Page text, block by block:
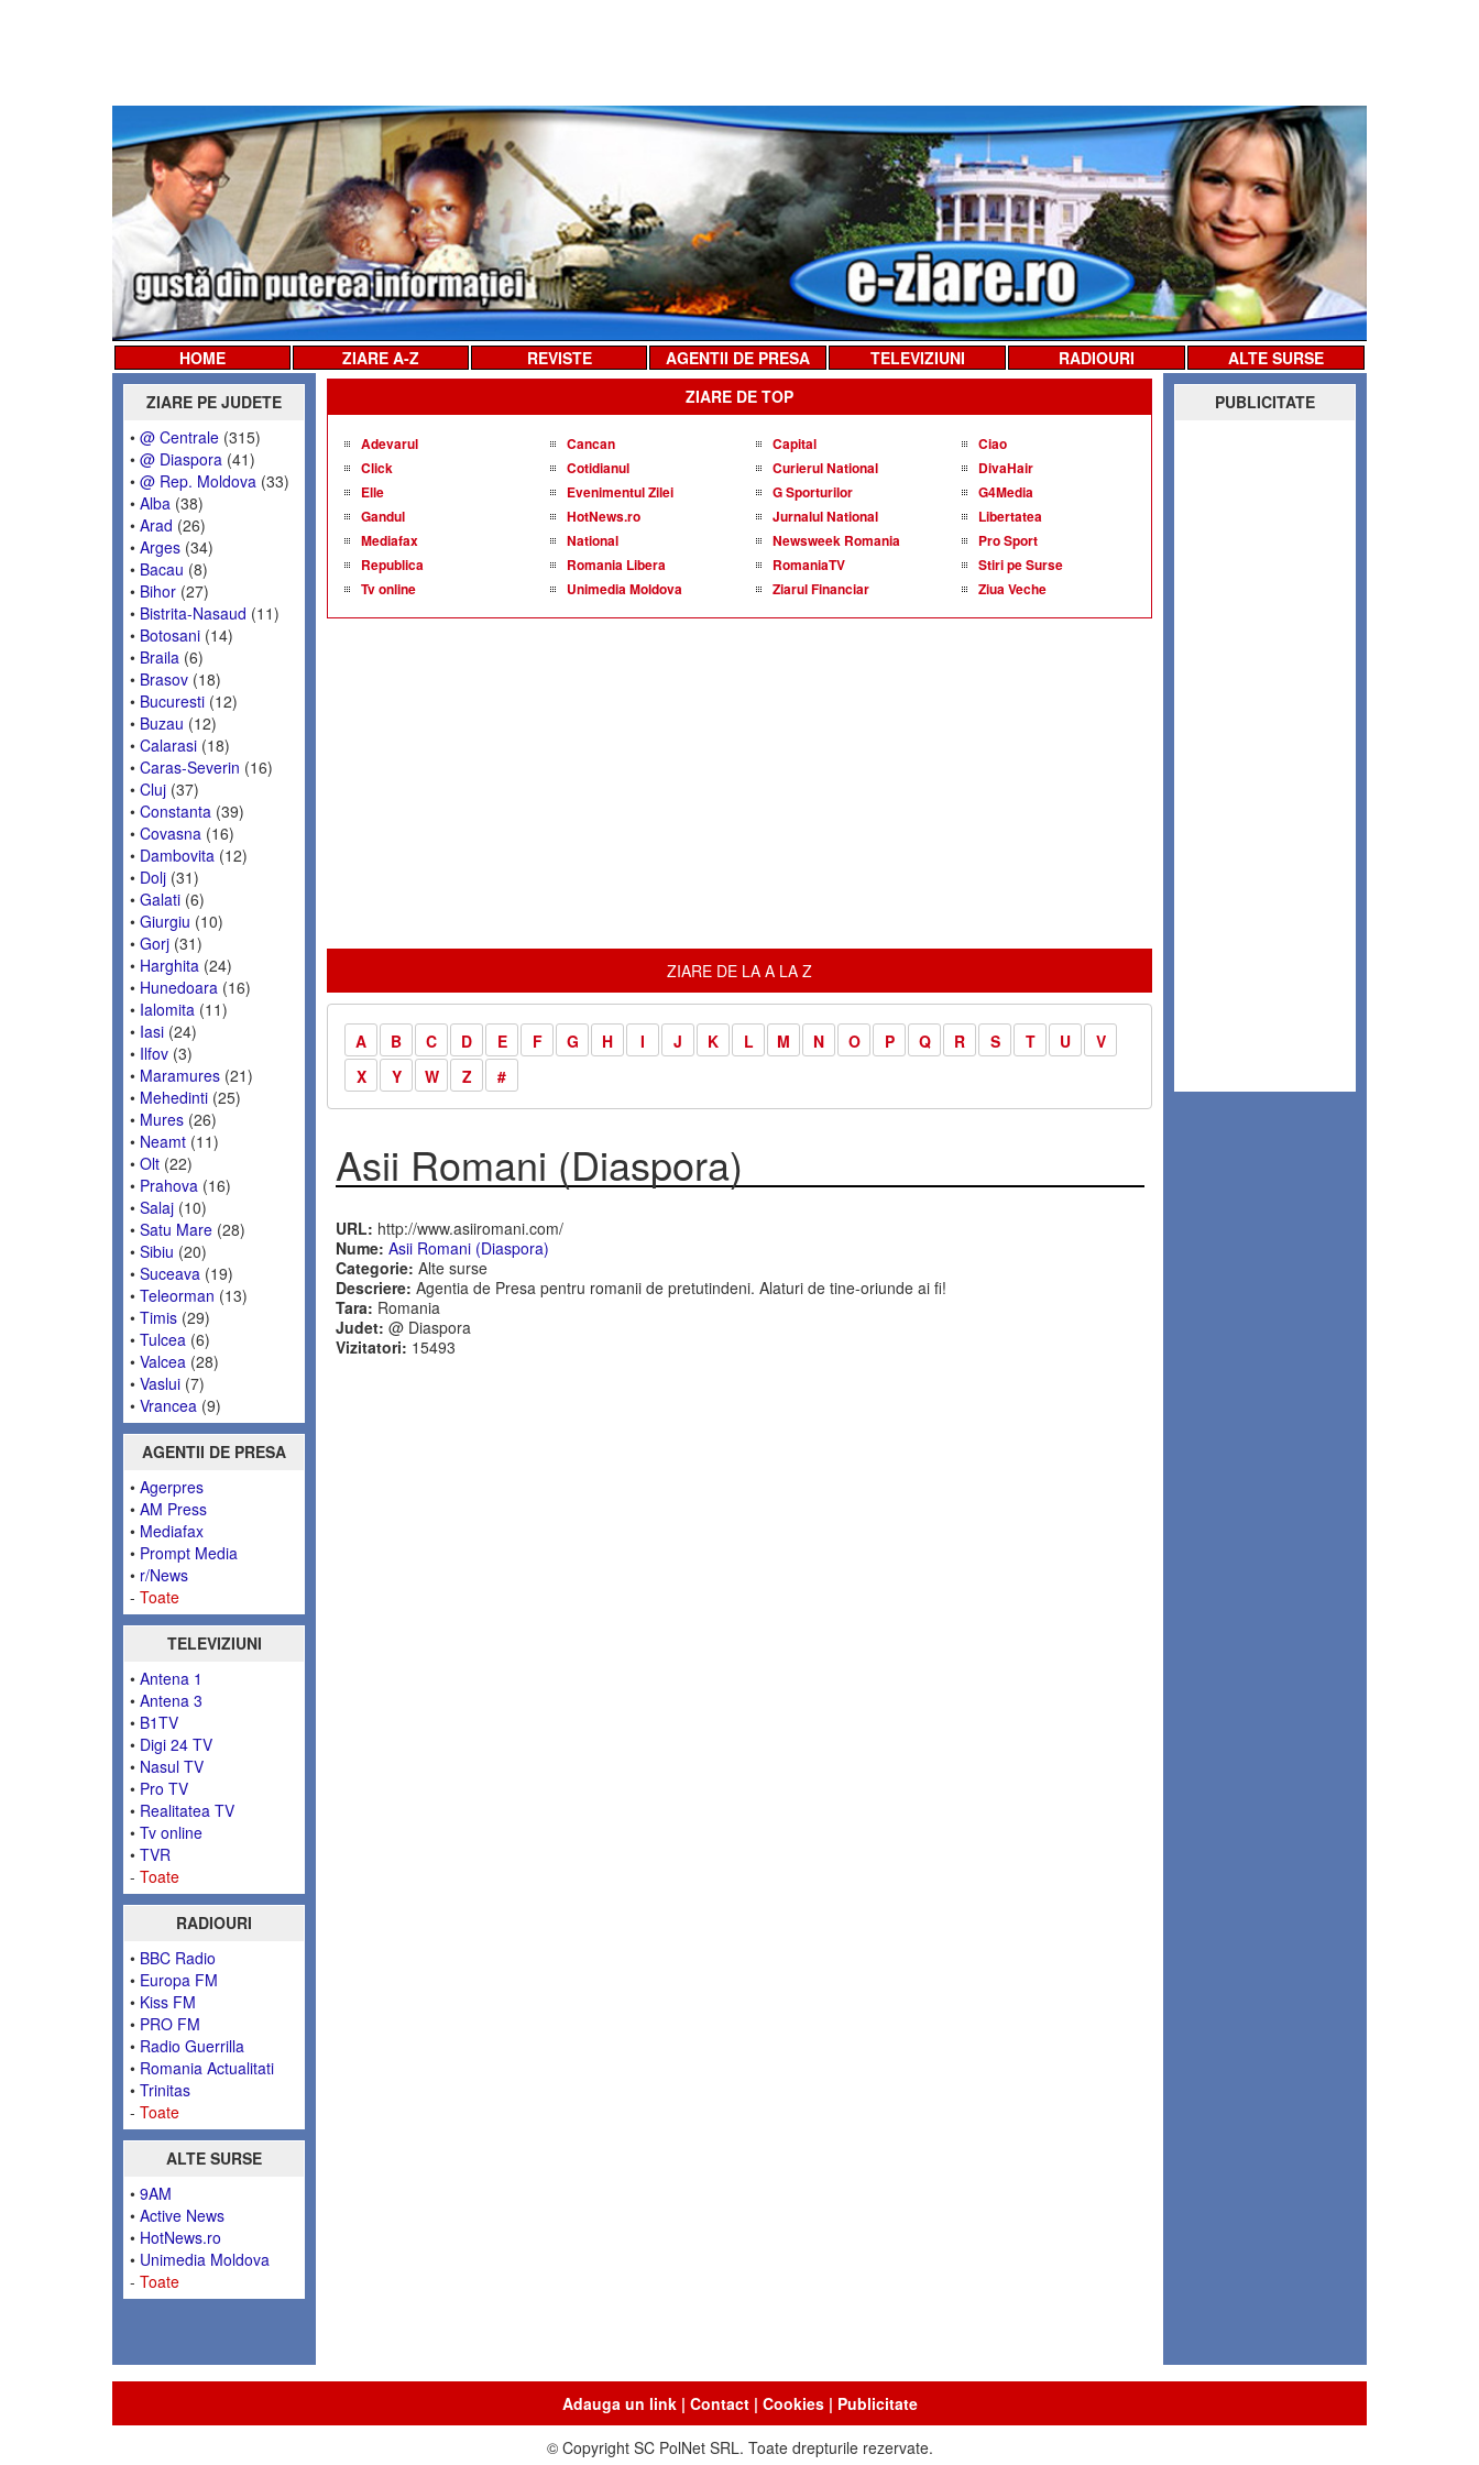
HOME ZIARE A-Z REVISTE AGENTII DE PRESA TELEVIZIUNI RADIOURI
ALTE SURSE
ZIARE PE JUDETE
• @ Centrale (315)
• @ Diaspora (41)
• @ Rep. Moldova (33)
• Alba (38)
• Arad (26)
• Arges (34)
• Bacau (8)
• Bihor (27)
• Bistrita-Nasaud (11)
• Botosani (14)
• Braila (6)
• Brasov (18)
• Bucuresti (12)
• Buzau (12)
• Calarasi (18)
• Caras-Severin (16)
• Cluj (37)
• Constanta (39)
• Covasna (16)
• Dambovita (12)
• Dolj (31)
• Galati (6)
• Giurgiu (10)
• Gorj (31)
• Harghita (24)
• Hunedoara (16)
• Ialomita (11)
• Iasi (24)
• Ilfov (3)
• Maramures (21)
• Mehedinti (25)
• Mures (26)
• Neamt (11)
• Olt (22)
• Prahova (16)
• Salaj (10)
• Satu Mare (28)
• Sibiu (20)
• Suceava (19)
• Teleorman (13)
• Timis (29)
• Tulcea (6)
• Valcea (28)
• Vaslui (7)
• Vrancea (9)
AGENTII DE PRESA
• Agerpres
• AM Press
• Mediafax
• Prompt Media
• r/News
- Toate
TELEVIZIUNI
• Antena 1
• Antena 3
• B1TV
• Digi 24 TV
• Nasul TV
• Pro TV
• Realitatea TV
• Tv online
• TVR
- Toate
RADIOURI
• BBC Radio
• Europa FM
• Kiss FM
• PRO FM
• Radio Guerrilla
• Romania Actualitati
• Trinitas
- Toate
ALTE SURSE
• 9AM
• Active News
• HotNews.ro
• Unimedia Moldova
- Toate
ZIARE DE TOP
Adevarul Cancan Capital
Ciao
Click
Cotidianul Curierul National
DivaHair
Elle
Evenimentul Zilei G Sporturilor
G4Media
Gandul
HotNews.ro Jurnalul National
Libertatea
Mediafax
National Newsweek Romania
Pro Sport
Republica
Romania Libera RomaniaTV
Stiri pe Surse
Tv online
Unimedia Moldova Ziarul Financiar Ziua Veche
ZIARE DE LA A LA Z
A B C D E F G H I J K L M N O P Q R S T U
V
X
Y W Z #
Asii Romani (Diaspora)
URL: http://www.asiiromani.com/
Nume: Asii Romani (Diaspora)
Categorie: Alte surse
Descriere: Agentia de Presa pentru romanii de pretutindeni. Alaturi de tine-oriunde ai fi!
Tara: Romania
Judet: @ Diaspora
Vizitatori: 15493
PUBLICITATE
Adauga un link| Contact| Cookies| Publicitate
© Copyright SC PolNet SRL. Toate drepturile rezervate.